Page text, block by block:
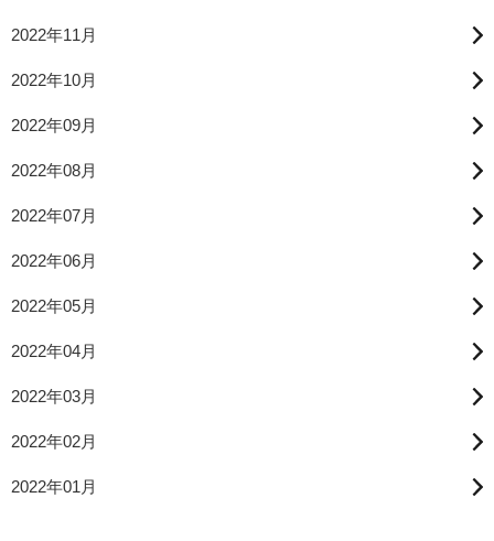
2022年11月
2022年10月
2022年09月
2022年08月
2022年07月
2022年06月
2022年05月
2022年04月
2022年03月
2022年02月
2022年01月